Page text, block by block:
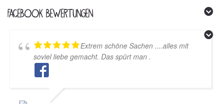
FACEBOOK BEWERTUNGEN
Extrem schöne Sachen ....alles mit
soviel liebe gemacht. Das spürt man .